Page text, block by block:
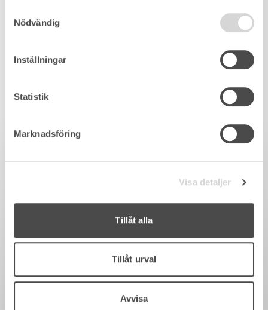
Nödvändig
Inställningar
Statistik
Marknadsföring
Visa detaljer
Tillåt alla
Tillåt urval
Avvisa